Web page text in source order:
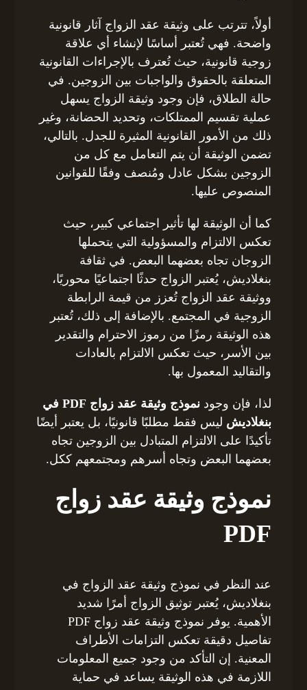
أولاً، تترتب على وثيقة عقد الزواج آثار قانونية
واضحة. فهي تُعتبر أساسًا لإنشاء أي علاقة
زوجية قانونية، حيث تُعترف بالإجراءات القانونية
المتعلقة بالحقوق والواجبات بين الزوجين. في
حالة الطلاق، فإن وجود وثيقة الزواج يسهل
عملية تقسيم الممتلكات، وتحديد الحضانة، وغير
ذلك من الأمور القانونية المثيرة للجدل. بالتالي،
تضمن الوثيقة أن يتم التعامل مع كل من
الزوجين بشكل عادل ومُنصف وفقًا للقوانين
المنصوص عليها.
كما أن الوثيقة لها تأثير اجتماعي كبير، حيث
تعكس الالتزام والمسؤولية التي يتحملها
الزوجان تجاه بعضهما البعض. في ثقافة
بنغلاديش، يُعتبر الزواج حدثًا اجتماعيًا محوريًا،
ووثيقة عقد الزواج تُعزز من قيمة الرابطة
الزوجية في المجتمع. بالإضافة إلى ذلك، تُعتبر
هذه الوثيقة رمزًا من رموز الاحترام والتقدير
بين الأسر، حيث تعكس الالتزام بالعادات
والتقاليد المعمول بها.
لذا، فإن وجود
نموذج وثيقة عقد زواج PDF في
بنغلاديش ليس فقط مطلبًا قانونيًا، بل يعتبر أيضًا
تأكيدًا على الالتزام المتبادل بين الزوجين تجاه
بعضهما البعض وتجاه أسرهم ومجتمعهم ككل.
نموذج وثيقة عقد زواج
PDF
عند النظر في نموذج وثيقة عقد الزواج في
بنغلاديش، يُعتبر توثيق الزواج أمرًا شديد
الأهمية. يوفر نموذج وثيقة عقد زواج PDF
تفاصيل دقيقة تعكس التزامات الأطراف
المعنية. إن التأكد من وجود جميع المعلومات
اللازمة في هذه الوثيقة يساعد في حماية